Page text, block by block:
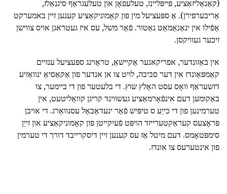
(קאַנאַליזאַציע, פּייפּליינז, טעלעפאָן און טעלעגראַף סיגנאַלז,
אַריבערפירן). אַ ספּעציעל מין פון קאָמוניקאַציע קענען זיין באמערקט
אַפֿילו אין ינאַנאַמאַט נאַטור. פֿאַר משל, עס איז געטראגן אויס צווישן
זיכער געוויקסן.
אין באַזונדער, אפריקאנער אַקיישאַ, טראָוינג ספּעציעל ענזיים
קאַמפּאַונדז אין דער סביבה, לויט צו אן אנדער פון אַקאַסיאַ ינוואַזיע
דזשעראַף וואָס עסט האָלץ שוץ. די בלעטער פון די ביימער, צו
באַקומען דעם אינפֿאָרמאַציע געשווינד קריגן קוואַליטעט, אין
טערמינען פון די כייַע ס טיפּיש פֿאַר ינעדאַבאַל עסנוואַרג. די אויבן
פּראָצעס קעראַקטערייזד הויפּט פֿעיִקייטן פון קאָמוניקאַציע און זייַן
סימפּטאָמס. דעם מיטל אַז עס קענען זיין דיסקרייבד דורך די טערמין
פון אינטערעס צו אונדז.